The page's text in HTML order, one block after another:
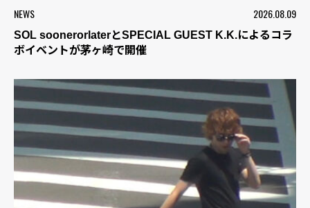
NEWS 2026.08.09
SOL soonerorlaterとSPECIAL GUEST K.K.によるコラ
ボイベントが茅ヶ崎で開催